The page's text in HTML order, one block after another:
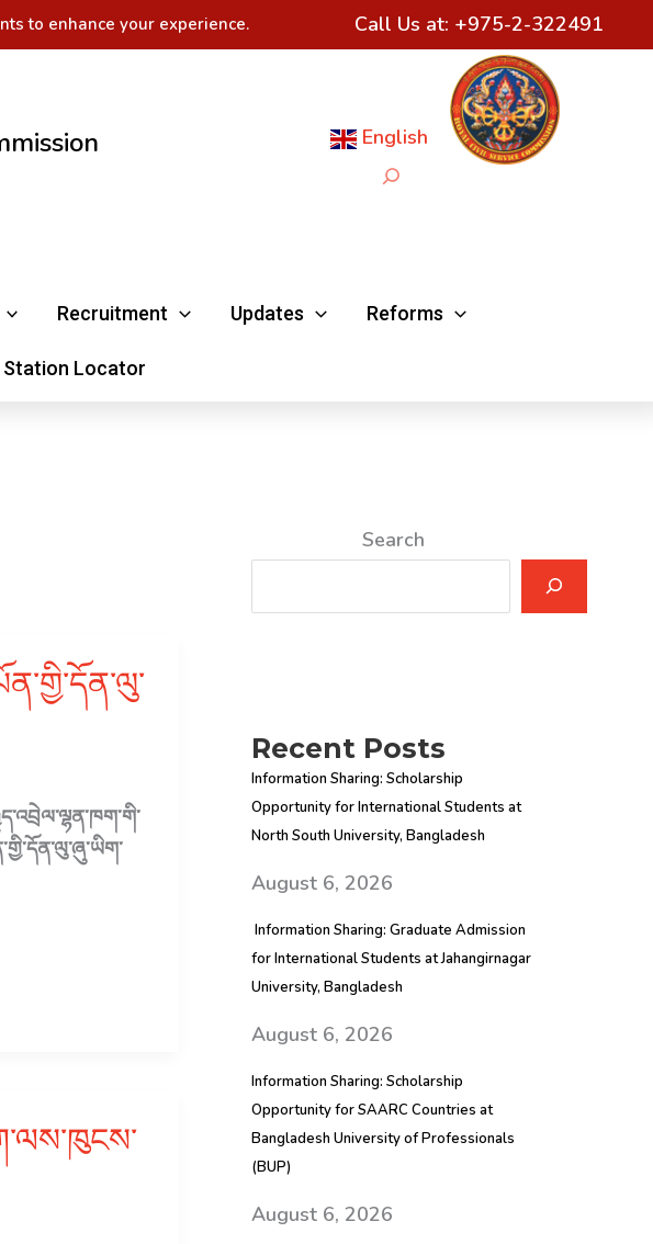
to enhance your experience. Call Us at: +975-2-322491
English
Search
Recruitment Updates Reforms
Station Locator
Search
Recent Posts
Information Sharing: Scholarship
Opportunity for International Students at
North South University, Bangladesh
August 6, 2026
Information Sharing: Graduate Admission
for International Students at Jahangirnagar
University, Bangladesh
August 6, 2026
Information Sharing: Scholarship
Opportunity for SAARC Countries at
Bangladesh University of Professionals
(BUP)
August 6, 2026